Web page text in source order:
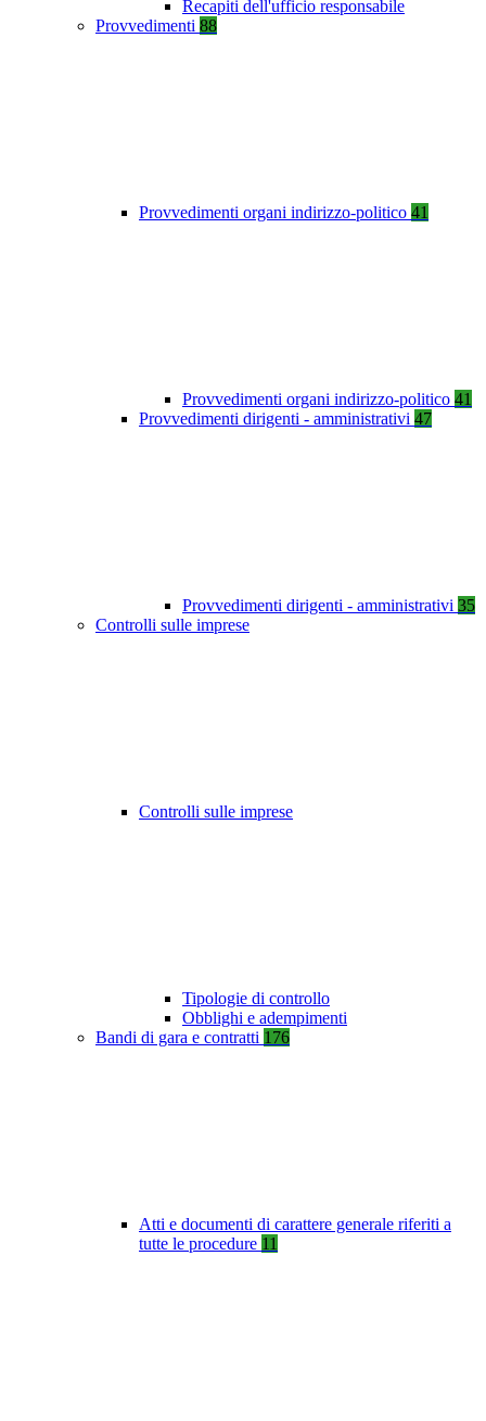
Recapiti dell'ufficio responsabile
Provvedimenti 88
Provvedimenti organi indirizzo-politico 41
Provvedimenti organi indirizzo-politico 41
Provvedimenti dirigenti - amministrativi 47
Provvedimenti dirigenti - amministrativi 35
Controlli sulle imprese
Controlli sulle imprese
Tipologie di controllo
Obblighi e adempimenti
Bandi di gara e contratti 176
Atti e documenti di carattere generale riferiti a
tutte le procedure 11